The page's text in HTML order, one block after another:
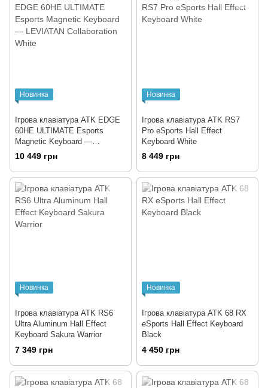
Новинка
Ігрова клавіатура ATK EDGE
60HE ULTIMATE Esports
Magnetic Keyboard —
LEVIATAN Collaboration White
10 449 грн
Новинка
Ігрова клавіатура ATK RS7
Pro eSports Hall Effect
Keyboard White
8 449 грн
Новинка
Ігрова клавіатура ATK RS6
Ultra Aluminum Hall Effect
Keyboard Sakura Warrior
7 349 грн
Новинка
Ігрова клавіатура ATK 68 RX
eSports Hall Effect Keyboard
Black
4 450 грн